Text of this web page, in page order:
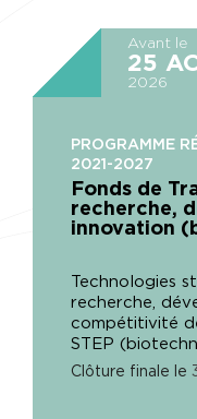
Avant le
25
2026
PROGRAMME
2021-2027
Fonds de
recherche,
innovation
Technologies
recherche,
compétitivité
STEP
Clôture finale le